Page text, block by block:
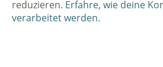
reduzieren. Erfahre, wie deine
verarbeitet werden.